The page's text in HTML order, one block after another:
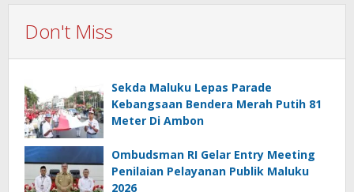
Don't Miss
Sekda Maluku Lepas Parade
Kebangsaan Bendera Merah Putih 81
Meter Di Ambon
Ombudsman RI Gelar Entry Meeting
Penilaian Pelayanan Publik Maluku
2026